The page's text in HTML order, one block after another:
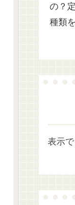
の？
種類
表示